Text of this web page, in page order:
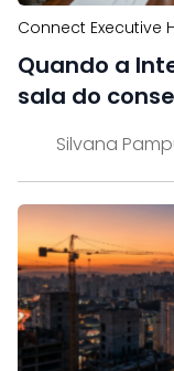
Connect Executive
Quando a
sala do
Silvana